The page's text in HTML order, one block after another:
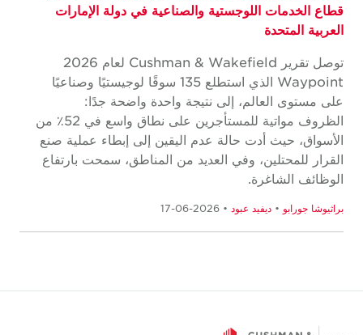
قطاع الخدمات اللوجستية والصناعية في دولة الإمارات
العربية المتحدة
توصل تقرير Cushman & Wakefield لعام 2026
Waypoint الذي استطلع 135 سوقًا لوجيستيًا وصناعيًا
على مستوى العالم، إلى نتيجة واحدة واضحة جدًا:
الظروف مواتية للمستأجرين على نطاق واسع في 52٪ من
الأسواق، حيث أدت حالة عدم اليقين إلى إبطاء عملية صنع
القرار للمحتلين، وفي العديد من المناطق، سمحت بارتفاع
الوظائف الشاغرة.
براثيوشا جورابو • ديفيد عبود • 2026-06-17